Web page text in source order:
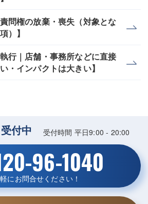
問権の放棄・喪失（対象とな
）】
行｜店舗・事務所などに直接
・インパクトは大きい】
付中 受付時間 平日9:00 - 20:00
96-1040
にお問合せください！